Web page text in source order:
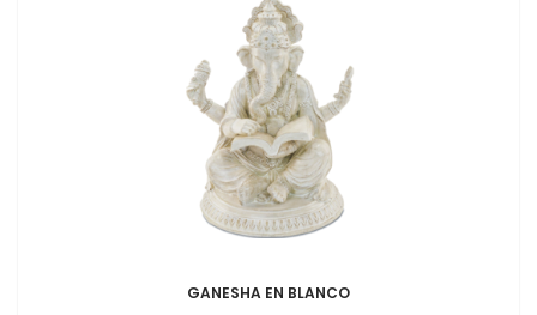
GANESHA EN BLANCO